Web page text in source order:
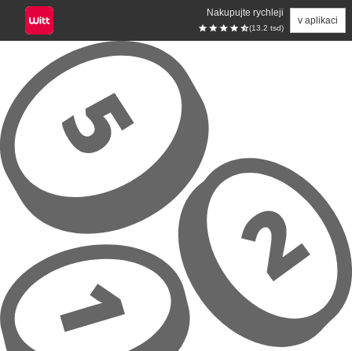
Nakupujte rychleji
(13.2 tsd)
v aplikaci
Přeskočit na hlavní obsah